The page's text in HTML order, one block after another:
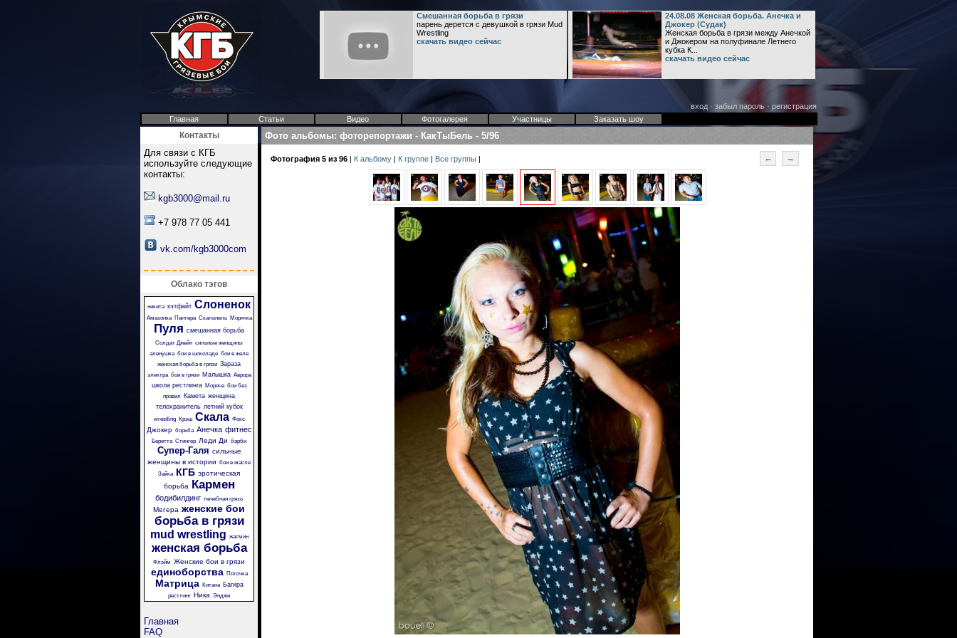
Смешанная борьба в грязи
парень дерется с девушкой в грязи Mud
Wrestling
скачать видео сейчас
24.08.08 Женская борьба. Анечка и
Джокер (Судак)
Женская борьба в грязи между Анечкой
и Джокером на полуфинале Летнего
кубка К...
скачать видео сейчас
вход· забыл пароль· регистрация
Главная
Статьи Видео Фотогалерея Участницы Заказать шоу
Контакты
Для связи с КГБ
используйте следующие
контакты:
kgb3000@mail.ru
+7 978 77 05 441
vk.com/kgb3000com
Облако тэгов
никита кэтфайт Слоненок
Амазонка Пантера Скальпель Морячка
Пуля смешанная борьба
Солдат Джейн сильные женщины
аленушка бои в шоколаде бои в желе
женская борьба в грязи Зараза
электра бои в грязи Малышка Аврора
школа рестлинга Моряча бои без
правил Камета женщина
телохранитель летний кубок
wrestling Крэш Скала Фокс
Джокер борьба Анечка фитнес
Беретта Стингер Леди Ди барби
Супер-Галя сильные
женщины в истории бои в масле
Зайка КГБ эротическая
борьба Кармен
бодибилдинг лечебная грязь
Мегера женские бои
борьба в грязи
mud wrestling жасмин
женская борьба
Флэйм Женские бои в грязи
единоборства Пяточка
Матрица Китана Багира
рестлинг Ника Энджи
Главная
FAQ
Фото альбомы: фоторепортажи - КакТыБель - 5/96
Фотография 5 из 96 | К альбому | К группе | Все группы | ← →